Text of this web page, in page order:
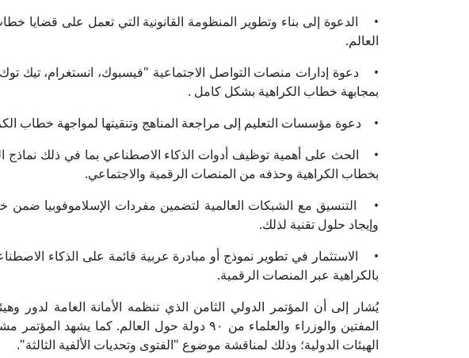
• الدعوة إلى بناء وتطوير المنظومة القانونية التي تعمل على قضايا
العالم.
• دعوة إدارات منصات التواصل الاجتماعية "فيسبوك، انستغرام، تيك توك،
بمجابهة خطاب الكراهية بشكل كامل .
• دعوة مؤسسات التعليم إلى مراجعة المناهج وتنقيتها لمواجهة خطاب
• الحث على أهمية توظيف أدوات الذكاء الاصطناعي بما في ذلك نماذج
بخطاب الكراهية وحذفه من المنصات الرقمية والاجتماعي.
• التنسيق مع الشبكات العالمية لتضمين مفردات الإسلاموفوبيا ضمن
وإيجاد حلول تقنية لذلك.
• الاستثمار في تطوير نموذج أو مبادرة عربية قائمة على الذكاء
بالكراهية عبر المنصات الرقمية.
يُشار إلى أن المؤتمر الدولي الثامن الذي تنظمه الأمانة العامة لدور
المفتين والوزراء والعلماء من ٩٠ دولة حول العالم.
الهيئات الدولية؛ وذلك لمناقشة موضوع "الفتوى وتحديات الألفية الثالثة".